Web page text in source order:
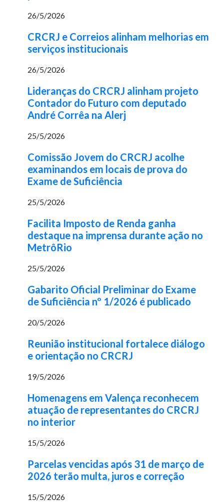
26/5/2026
CRCRJ e Correios alinham melhorias em
serviços institucionais
26/5/2026
Lideranças do CRCRJ alinham projeto
Contador do Futuro com deputado
André Corrêa na Alerj
25/5/2026
Comissão Jovem do CRCRJ acolhe
examinandos em locais de prova do
Exame de Suficiência
25/5/2026
Facilita Imposto de Renda ganha
destaque na imprensa durante ação no
MetrôRio
25/5/2026
Gabarito Oficial Preliminar do Exame
de Suficiência nº 1/2026 é publicado
20/5/2026
Reunião institucional fortalece diálogo
e orientação no CRCRJ
19/5/2026
Homenagens em Valença reconhecem
atuação de representantes do CRCRJ
no interior
15/5/2026
Parcelas vencidas após 31 de março de
2026 terão multa, juros e correção
15/5/2026